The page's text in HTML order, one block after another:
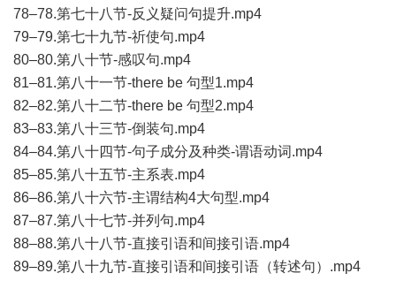
78–78.第七十八节-反义疑问句提升.mp4
79–79.第七十九节-祈使句.mp4
80–80.第八十节-感叹句.mp4
81–81.第八十一节-there be 句型1.mp4
82–82.第八十二节-there be 句型2.mp4
83–83.第八十三节-倒装句.mp4
84–84.第八十四节-句子成分及种类-谓语动词.mp4
85–85.第八十五节-主系表.mp4
86–86.第八十六节-主谓结构4大句型.mp4
87–87.第八十七节-并列句.mp4
88–88.第八十八节-直接引语和间接引语.mp4
89–89.第八十九节-直接引语和间接引语（转述句）.mp4